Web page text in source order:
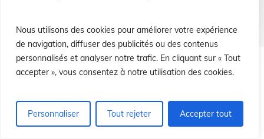
Nous utilisons des cookies pour améliorer votre expérience
de navigation, diffuser des publicités ou des contenus
personnalisés et analyser notre trafic. En cliquant sur « Tout
accepter », vous consentez à notre utilisation des cookies.
Personnaliser Tout rejeter Accepter tout
¿Cómo ayudar a nuestras misiones?
¡Infórmate!